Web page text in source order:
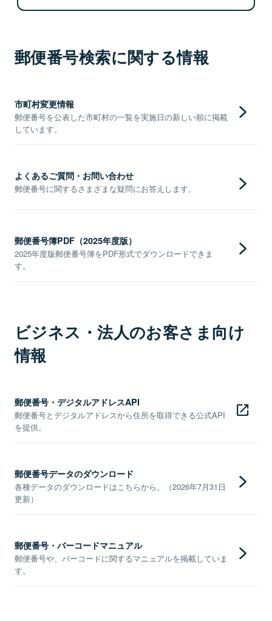
郵便番号検索に関する情報
市町村変更情報
郵便番号を公表した市町村の一覧を実施日の新しい順に掲載
しています。
よくあるご質問・お問い合わせ
郵便番号に関するさまざまな疑問にお答えします。
郵便番号簿PDF（2025年度版）
2025年度版郵便番号簿をPDF形式でダウンロードできま
す。
ビジネス・法人のお客さま向け
情報
郵便番号・デジタルアドレスAPI
郵便番号とデジタルアドレスから住所を取得できる公式API
を提供。
郵便番号データのダウンロード
各種データのダウンロードはこちらから。（2026年7月31日
更新）
郵便番号・バーコードマニュアル
郵便番号や、バーコードに関するマニュアルを掲載していま
す。